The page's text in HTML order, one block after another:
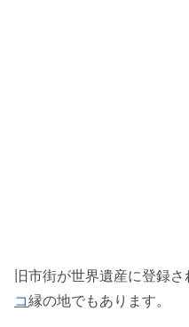
旧市街が世界遺産に登録
コ縁の地でもあります。